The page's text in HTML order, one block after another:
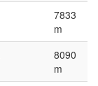
7833
m
8090
m